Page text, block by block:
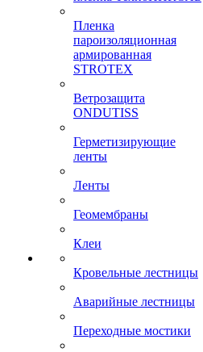
Пленка
пароизоляционная
армированная
STROTEX
Ветрозащита
ONDUTISS
Герметизирующие
ленты
Ленты
Геомембраны
Клеи
Кровельные лестницы
Аварийные лестницы
Переходные мостики